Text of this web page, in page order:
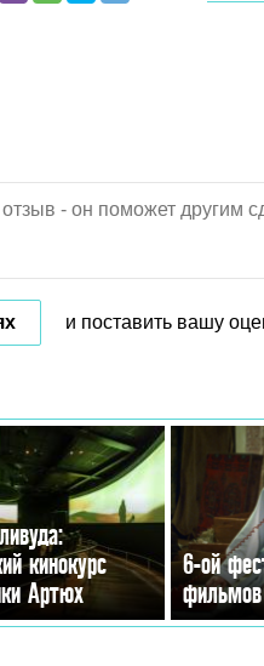
и поставить вашу
кинокурс
Артюх
6-ой
фильмов